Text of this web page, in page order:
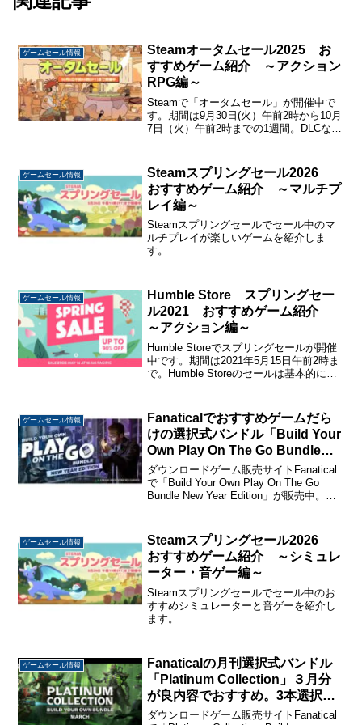
ゲームセール情報
Steamオータムセール2025 お
すすめゲーム紹介 ～アクション
RPG編～
Steamで「オータムセール」が開催中で
す。期間は9月30日(火）午前2時から10月
7日（火）午前2時までの1週間。DLCなど
ル2025でセール中のおすすめアクシ...
ゲームセール情報
Steamスプリングセール2026
おすすめゲーム紹介 ～マルチプ
レイ編～
Steamスプリングセールでセール中のマ
ルチプレイが楽しいゲームを紹介しま
す。
ゲームセール情報
Humble Store スプリングセー
ル2021 おすすめゲーム紹介
～アクション編～
Humble Storeでスプリングセールが開催
中です。期間は2021年5月15日午前2時ま
で。Humble Storeのセールは基本的に
格からさらに20...
ゲームセール情報
Fanaticalでおすすめゲームだら
けの選択式バンドル「Build Your
Own Play On The Go Bundle
New Year Edition」が販売中。3
本選択で747円から。
ダウンロードゲーム販売サイトFanatical
で「Build Your Own Play On The Go
Bundle New Year Edition」が販売中。
ゲームセール情報
Steamスプリングセール2026
おすすめゲーム紹介 ～シミュレ
ーター・音ゲー編～
Steamスプリングセールでセール中のお
すすめシミュレーターと音ゲーを紹介し
ます。
ゲームセール情報
Fanaticalの月刊選択式バンドル
「Platinum Collection」３月分
が良内容でおすすめ。3本選択で
1,260円、5本で1,895円、7本で
ダウンロードゲーム販売サイトFanatical